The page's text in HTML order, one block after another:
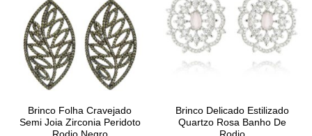
Brinco Folha Cravejado
Semi Joia Zirconia Peridoto
Brinco Delicado Estilizado
Quartzo Rosa Banho De